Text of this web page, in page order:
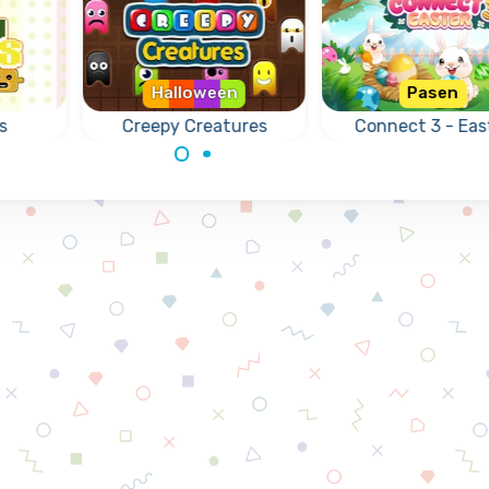
aan
Creepy Creatures
Halloween
Connect 3 -
Pasen
Pasen met
paaseieren.